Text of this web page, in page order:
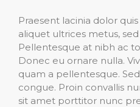
Praesent lacinia dolor
aliquet ultrices metus,
Pellentesque at nibh ac
Donec eu ornare nulla.
quam a pellentesque.
congue. Proin convallis
sit amet porttitor nunc